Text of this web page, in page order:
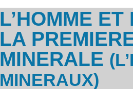
L’HOMME
LA
MINERALE
MINERAUX)